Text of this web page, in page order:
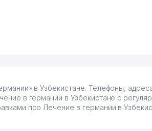
в Узбекистане. Телефоны,
в германии в Узбекистане с
про Лечение в германии в